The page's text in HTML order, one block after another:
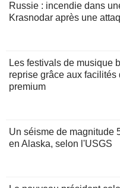
Russie : incendie dans
Krasnodar après une
Les festivals de musique
reprise grâce aux
premium
Un séisme de magnitude
en Alaska, selon l'USGS